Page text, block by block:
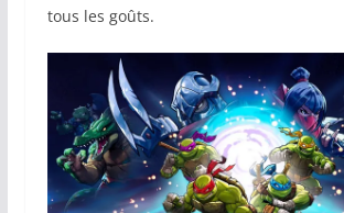
tous les goûts.